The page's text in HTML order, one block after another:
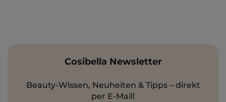
Cosibella Newsletter
Beauty-Wissen, Neuheiten & Tipps – direkt
per E-Mail!